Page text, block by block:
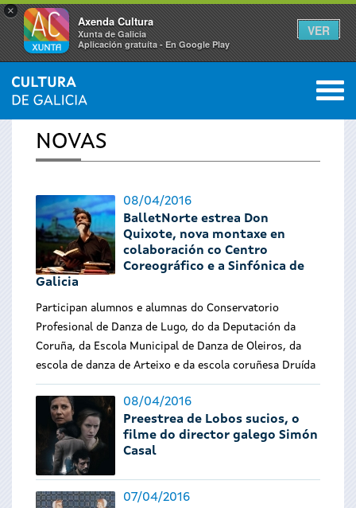
×
Axenda Cultura
Xunta de Galicia
Aplicación gratuíta - En Google Play
VER
Vostede
está
aquí
INICIO › ACTUALIDADE 0
NOVAS
08/04/2016
BalletNorte estrea Don
Quixote, nova montaxe en
colaboración co Centro
Coreográfico e a Sinfónica de
Galicia
Participan alumnos e alumnas do Conservatorio
Profesional de Danza de Lugo, do da Deputación da
Coruña, da Escola Municipal de Danza de Oleiros, da
escola de danza de Arteixo e da escola coruñesa Druída
08/04/2016
Preestrea de Lobos sucios, o
filme do director galego Simón
Casal
07/04/2016